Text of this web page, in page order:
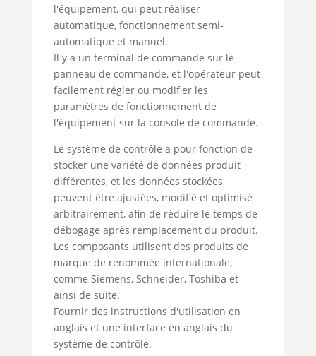
l'équipement, qui peut réaliser
automatique, fonctionnement semi-
automatique et manuel.
Il y a un terminal de commande sur le
panneau de commande, et l'opérateur peut
facilement régler ou modifier les
paramètres de fonctionnement de
l'équipement sur la console de commande.
Le système de contrôle a pour fonction de
stocker une variété de données produit
différentes, et les données stockées
peuvent être ajustées, modifié et optimisé
arbitrairement, afin de réduire le temps de
débogage après remplacement du produit.
Les composants utilisent des produits de
marque de renommée internationale,
comme Siemens, Schneider, Toshiba et
ainsi de suite.
Fournir des instructions d'utilisation en
anglais et une interface en anglais du
système de contrôle.